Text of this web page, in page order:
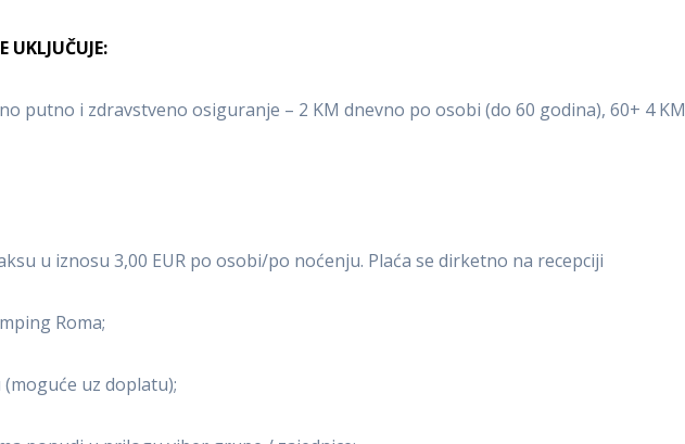
UKLJUČUJE:
putno i zdravstveno osiguranje – 2 KM dnevno po osobi (do 60 godina), 60+ 4 KM
u iznosu 3,00 EUR po osobi/po noćenju. Plaća se dirketno na recepciji
Roma;
uz doplatu);